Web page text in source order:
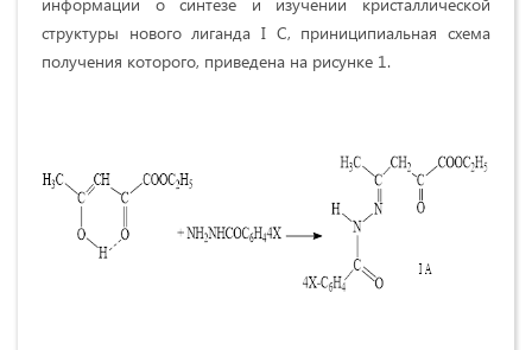
структуры нового лиганда I С, приниципиальная схема
получения которого, приведена на рисунке 1.